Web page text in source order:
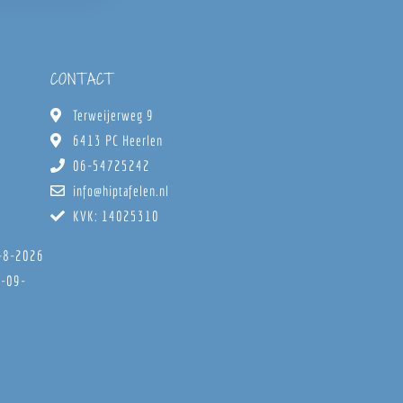
2026
09-
CONTACT
Terweijerweg 9
6413 PC Heerlen
06-54725242
info@hiptafelen.nl
KVK: 14025310